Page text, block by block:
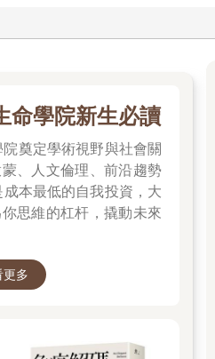
命學院新生必讀
奠定學術視野與社會關
、人文倫理、前沿趨勢
本最低的自我投資，大
思維的杠杆，撬動未來
更多